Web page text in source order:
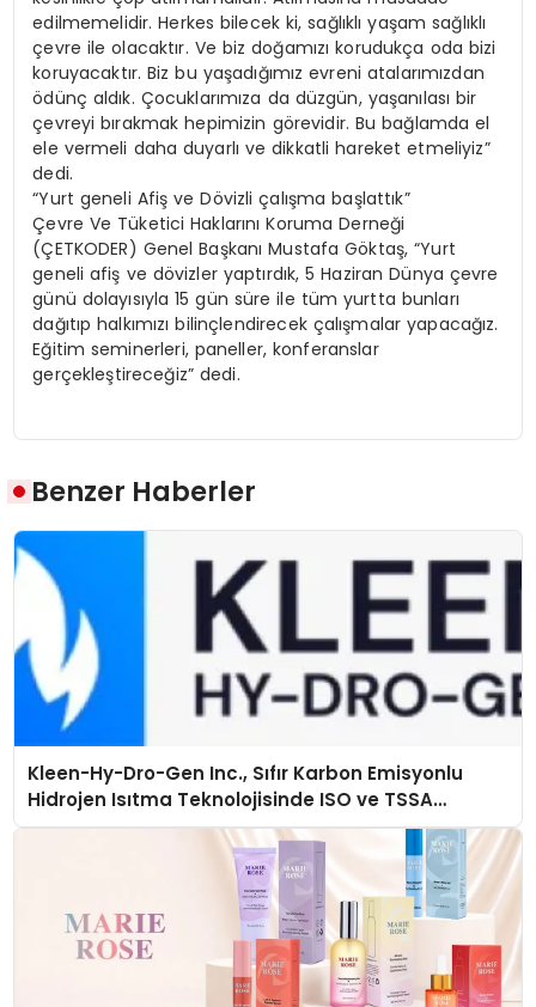
edilmemelidir. Herkes bilecek ki, sağlıklı yaşam sağlıklı
çevre ile olacaktır. Ve biz doğamızı korudukça oda bizi
koruyacaktır. Biz bu yaşadığımız evreni atalarımızdan
ödünç aldık. Çocuklarımıza da düzgün, yaşanılası bir
çevreyi bırakmak hepimizin görevidir. Bu bağlamda el
ele vermeli daha duyarlı ve dikkatli hareket etmeliyiz”
dedi.
“Yurt geneli Afiş ve Dövizli çalışma başlattık”
Çevre Ve Tüketici Haklarını Koruma Derneği
(ÇETKODER) Genel Başkanı Mustafa Göktaş, “Yurt
geneli afiş ve dövizler yaptırdık, 5 Haziran Dünya çevre
günü dolayısıyla 15 gün süre ile tüm yurtta bunları
dağıtıp halkımızı bilinçlendirecek çalışmalar yapacağız.
Eğitim seminerleri, paneller, konferanslar
gerçekleştireceğiz” dedi.
Benzer Haberler
Kleen-Hy-Dro-Gen Inc., Sıfır Karbon Emisyonlu
Hidrojen Isıtma Teknolojisinde ISO ve TSSA
Düzenleyici Onaylarını Aldı